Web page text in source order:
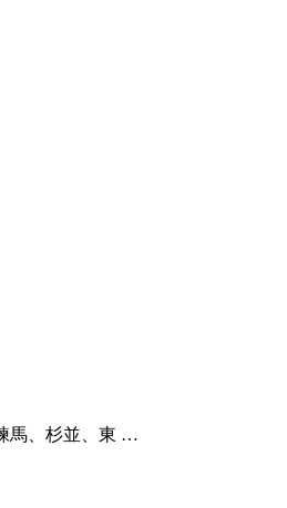
馬、杉並、東 …